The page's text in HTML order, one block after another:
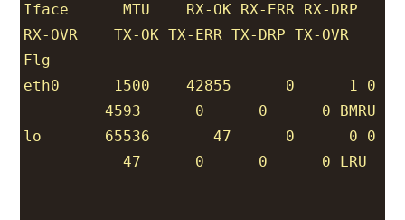
Iface      MTU    RX-OK RX-ERR RX-DRP
RX-OVR    TX-OK TX-ERR TX-DRP TX-OVR
Flg
eth0      1500    42855      0      1 0
4593      0      0      0 BMRU
lo       65536       47      0      0 0
47      0      0      0 LRU